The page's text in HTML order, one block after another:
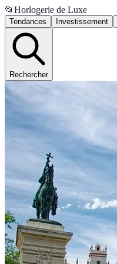
📂 Horlogerie de Luxe
Tendances Investissement
Rechercher